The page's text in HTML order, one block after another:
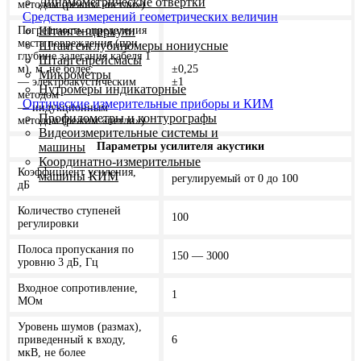
Средства измерений геометрических величин
Штангенциркули
Штангенглубиномеры нониусные
Штангенрейсмасы
Микрометры
Нутромеры индикаторные
Оптические измерительные приборы и КИМ
Профилометры и контурографы
Видеоизмерительные системы и
машины
Координатно-измерительные
машины КИМ
методом (режим «петли»)
Погрешность определения
места повреждения (при
глубине залегания кабеля 1
м), м, не более:
— электроакустическим
методом
— индукционным
методом (режим «петли»)
±0,25
±1
Параметры усилителя акустики
Коэффициент усиления,
дБ
регулируемый от 0 до 100
Количество ступеней
регулировки
100
Полоса пропускания по
уровню 3 дБ, Гц
150 — 3000
Входное сопротивление,
МОм
1
Уровень шумов (размах),
приведенный к входу,
мкВ, не более
6